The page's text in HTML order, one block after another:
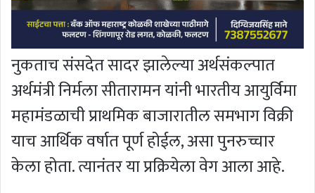
नुकताच संसदेत सादर झालेल्या अर्थसंकल्पात
अर्थमंत्री निर्मला सीतारामन यांनी भारतीय आयुर्विमा
महामंडळाची प्राथमिक बाजारातील समभाग विक्री
याच आर्थिक वर्षात पूर्ण होईल, असा पुनरुच्चार
केला होता. त्यानंतर या प्रक्रियेला वेग आला आहे.